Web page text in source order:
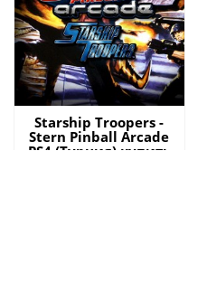
Starship Troopers -
Stern Pinball Arcade
PS4 (Турция) купить